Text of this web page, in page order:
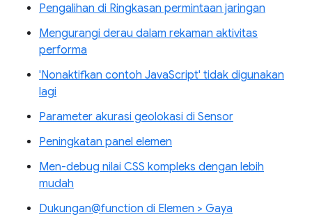
Pengalihan di Ringkasan permintaan jaringan
Mengurangi derau dalam rekaman aktivitas
performa
'Nonaktifkan contoh JavaScript' tidak digunakan
lagi
Parameter akurasi geolokasi di Sensor
Peningkatan panel elemen
Men-debug nilai CSS kompleks dengan lebih
mudah
Dukungan@function di Elemen > Gaya